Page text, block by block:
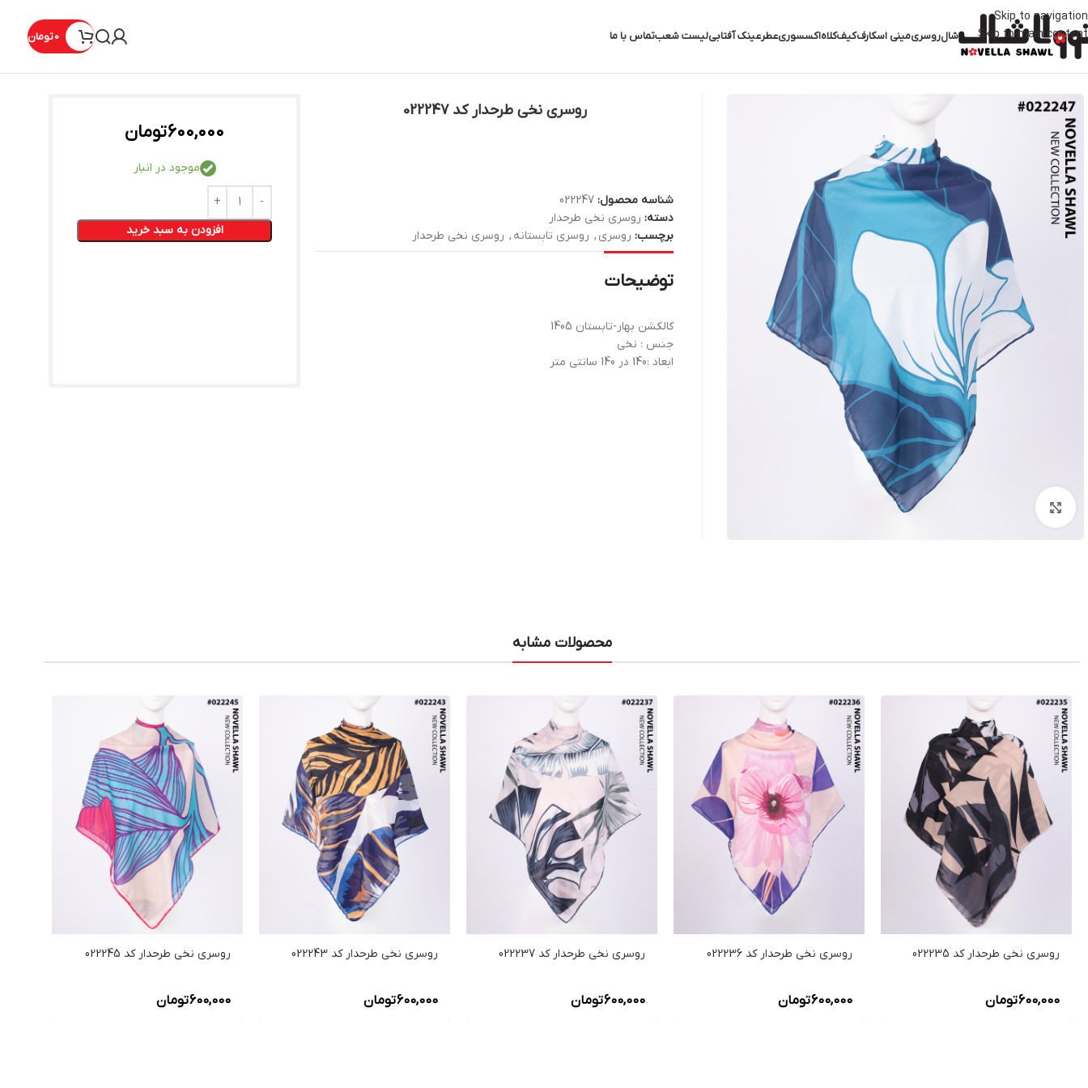
Skip to navigation
Skip to main content
شالروسریمینی اسکارفکیفکلاهاکسسوریعطرعینک آفتابیلیست شعبتماس با ما 0تومان
روسری نخی طرحدار کد 022247
شناسه محصول:022247
دسته: روسری نخی طرحدار
برچسب: روسری , روسری تابستانه , روسری نخی طرحدار
توضیحات
کالکشن بهار-تابستان 1405
جنس : نخی
ابعاد :140 در 140 سانتی متر
600,000تومان
موجود در انبار
افزودن به سبد خرید
محصولات مشابه
روسری نخی طرحدار کد 022235
600,000تومان
روسری نخی طرحدار کد 022236
600,000تومان
روسری نخی طرحدار کد 022237
600,000تومان
روسری نخی طرحدار کد 022243
600,000تومان
روسری نخی طرحدار کد 022245
600,000تومان